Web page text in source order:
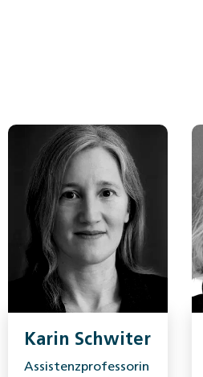
Karin Schwiter
Assistenzprofessorin